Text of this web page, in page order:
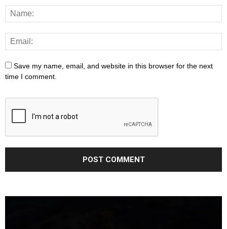
Save my name, email, and website in this browser for the next
time I comment.